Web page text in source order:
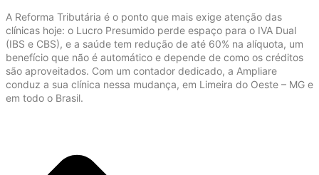
A Reforma Tributária é o ponto que mais exige atenção das
clínicas hoje: o Lucro Presumido perde espaço para o IVA Dual
(IBS e CBS), e a saúde tem redução de até 60% na alíquota, um
benefício que não é automático e depende de como os créditos
são aproveitados. Com um contador dedicado, a Ampliare
conduz a sua clínica nessa mudança, em Limeira do Oeste – MG e
em todo o Brasil.